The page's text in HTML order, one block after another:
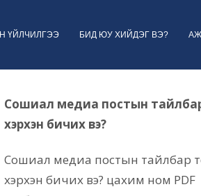
ҮЙЛЧИЛГЭЭ БИД ЮУ ХИЙДЭГ ВЭ?
Сошиал медиа постын
хэрхэн бичих вэ?
Сошиал медиа постын тайлбар
хэрхэн бичих вэ? цахим ном PDF